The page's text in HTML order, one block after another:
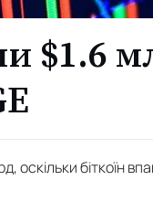
$1.6
оскільки біткоїн